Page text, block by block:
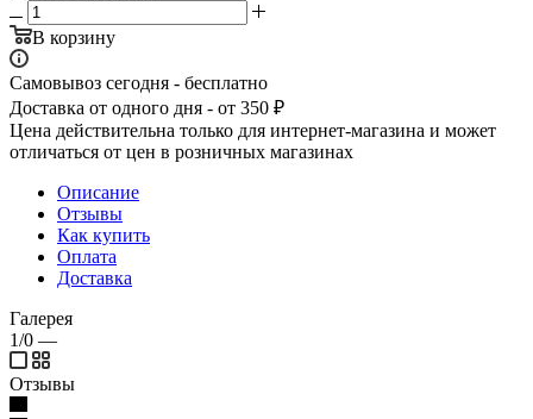
В корзину
Самовывоз сегодня - бесплатно
Доставка от одного дня - от 350 ₽
Цена действительна только для интернет-магазина и может
отличаться от цен в розничных магазинах
Описание
Отзывы
Как купить
Оплата
Доставка
Галерея
1/0 —
Отзывы